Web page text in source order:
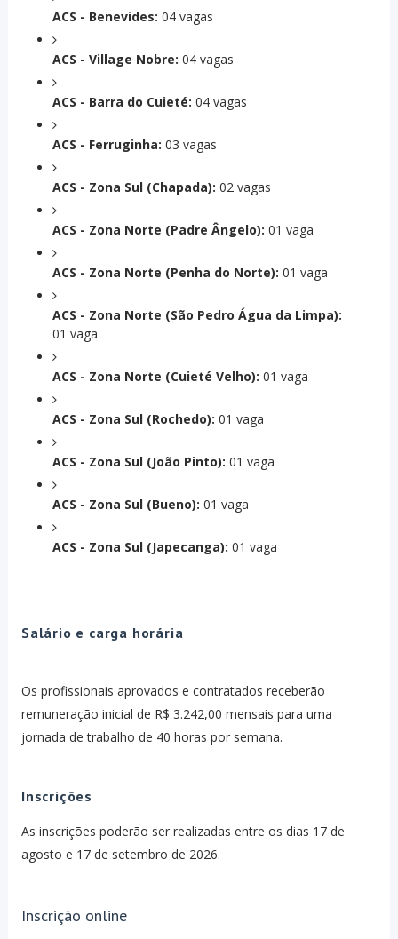
ACS - Benevides: 04 vagas
ACS - Village Nobre: 04 vagas
ACS - Barra do Cuieté: 04 vagas
ACS - Ferruginha: 03 vagas
ACS - Zona Sul (Chapada): 02 vagas
ACS - Zona Norte (Padre Ângelo): 01 vaga
ACS - Zona Norte (Penha do Norte): 01 vaga
ACS - Zona Norte (São Pedro Água da Limpa):
01 vaga
ACS - Zona Norte (Cuieté Velho): 01 vaga
ACS - Zona Sul (Rochedo): 01 vaga
ACS - Zona Sul (João Pinto): 01 vaga
ACS - Zona Sul (Bueno): 01 vaga
ACS - Zona Sul (Japecanga): 01 vaga
Salário e carga horária
Os profissionais aprovados e contratados receberão
remuneração inicial de R$ 3.242,00 mensais para uma
jornada de trabalho de 40 horas por semana.
Inscrições
As inscrições poderão ser realizadas entre os dias 17 de
agosto e 17 de setembro de 2026.
Inscrição online